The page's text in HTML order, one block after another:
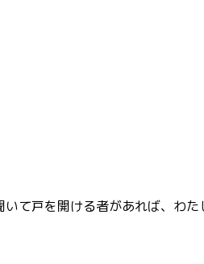
て戸を開ける者があれば、わ